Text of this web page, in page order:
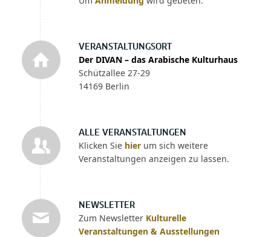
VERANSTALTUNGSORT
Der DIVAN – das Arabische Kulturhaus
Schützallee 27-29
14169 Berlin
ALLE VERANSTALTUNGEN
Klicken Sie hierum sich weitere
Veranstaltungen anzeigen zu lassen.
NEWSLETTER
Zum Newsletter Kulturelle
Veranstaltungen & Ausstellungen